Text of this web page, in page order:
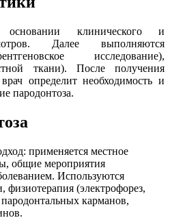
клинического и
Далее выполняются
исследование),
ткани). После получения
врач определит необходимость и
пародонтоза.
применяется местное
общие мероприятия
Используются
физиотерапия (электрофорез,
карманов,